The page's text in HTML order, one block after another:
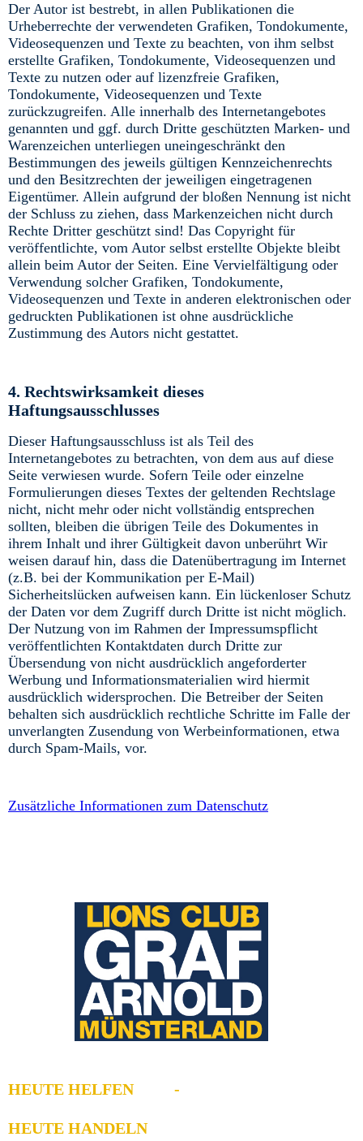
Der Autor ist bestrebt, in allen Publikationen die
Urheberrechte der verwendeten Grafiken, Tondokumente,
Videosequenzen und Texte zu beachten, von ihm selbst
erstellte Grafiken, Tondokumente, Videosequenzen und
Texte zu nutzen oder auf lizenzfreie Grafiken,
Tondokumente, Videosequenzen und Texte
zurückzugreifen. Alle innerhalb des Internetangebotes
genannten und ggf. durch Dritte geschützten Marken- und
Warenzeichen unterliegen uneingeschränkt den
Bestimmungen des jeweils gültigen Kennzeichenrechts
und den Besitzrechten der jeweiligen eingetragenen
Eigentümer. Allein aufgrund der bloßen Nennung ist nicht
der Schluss zu ziehen, dass Markenzeichen nicht durch
Rechte Dritter geschützt sind! Das Copyright für
veröffentlichte, vom Autor selbst erstellte Objekte bleibt
allein beim Autor der Seiten. Eine Vervielfältigung oder
Verwendung solcher Grafiken, Tondokumente,
Videosequenzen und Texte in anderen elektronischen oder
gedruckten Publikationen ist ohne ausdrückliche
Zustimmung des Autors nicht gestattet.
4. Rechtswirksamkeit dieses
Haftungsausschlusses
Dieser Haftungsausschluss ist als Teil des
Internetangebotes zu betrachten, von dem aus auf diese
Seite verwiesen wurde. Sofern Teile oder einzelne
Formulierungen dieses Textes der geltenden Rechtslage
nicht, nicht mehr oder nicht vollständig entsprechen
sollten, bleiben die übrigen Teile des Dokumentes in
ihrem Inhalt und ihrer Gültigkeit davon unberührt Wir
weisen darauf hin, dass die Datenübertragung im Internet
(z.B. bei der Kommunikation per E-Mail)
Sicherheitslücken aufweisen kann. Ein lückenloser Schutz
der Daten vor dem Zugriff durch Dritte ist nicht möglich.
Der Nutzung von im Rahmen der Impressumspflicht
veröffentlichten Kontaktdaten durch Dritte zur
Übersendung von nicht ausdrücklich angeforderter
Werbung und Informationsmaterialien wird hiermit
ausdrücklich widersprochen. Die Betreiber der Seiten
behalten sich ausdrücklich rechtliche Schritte im Falle der
unverlangten Zusendung von Werbeinformationen, etwa
durch Spam-Mails, vor.
Zusätzliche Informationen zum Datenschutz
HEUTE HELFEN -
HEUTE HANDELN